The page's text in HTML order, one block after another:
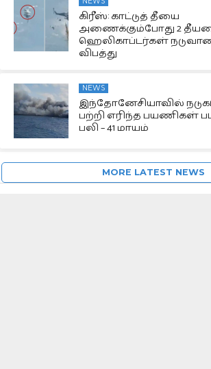
கிரீஸ்: காட்டுத் தீயை
அணைக்கும்போது 2
ஹெலிகாப்டர்கள்
விபத்து
NEWS
இந்தோனேசியாவில்
பற்றி எரிந்த பயணிகள்
பலி – 41 மாயம்
MORE LATEST NEWS